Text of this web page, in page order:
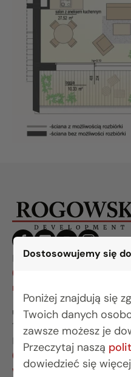
Dostosowujemy się
Poniżej znajdują się
Twoich danych
zawsze możesz je
Przeczytaj naszą
dowiedzieć się
BIURO BIAŁYSTOK
(85) 749 99 09
ul. Legionowa 28 lok. 202
15-281 Białystok
BIURO WARSZAWA
(22) 642 03 55